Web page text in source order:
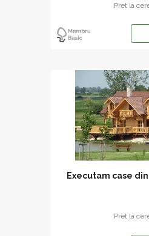
Pret la
Executam case
Pret la